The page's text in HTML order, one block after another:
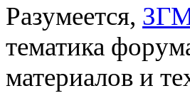
Разумеется,
тематика
материалов и